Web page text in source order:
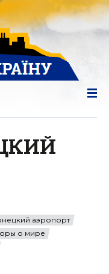
аэропорт
о мире